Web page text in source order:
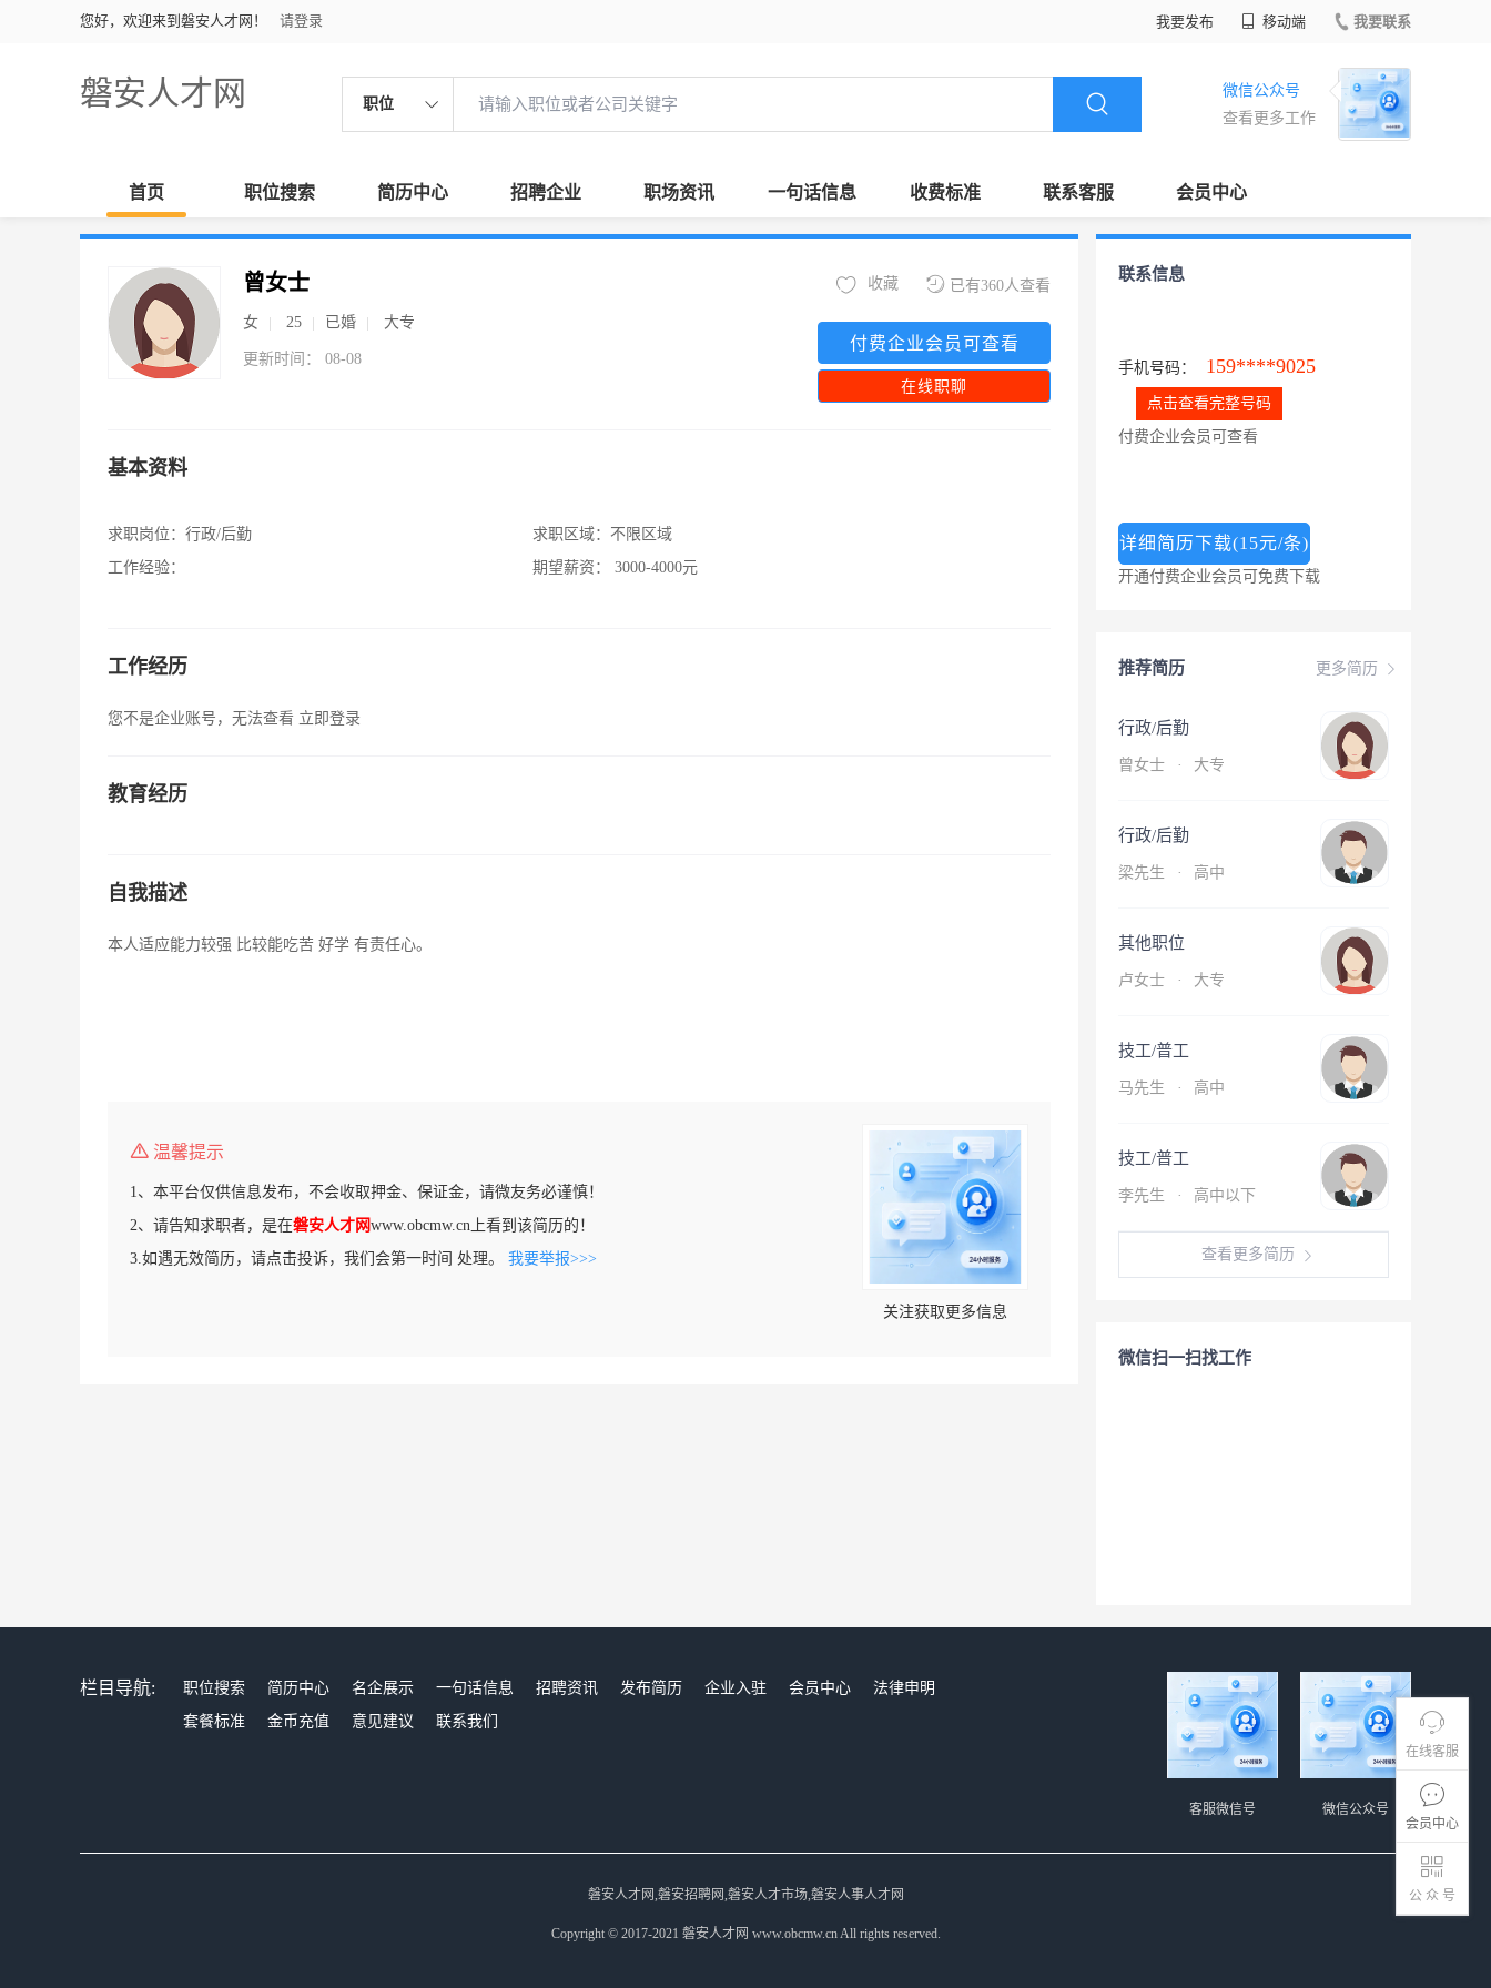
您好，欢迎来到磐安人才网！ 请登录 我要发布 移动端 我要联系
磐安人才网 职位
微信公众号
查看更多工作
首页 职位搜索 简历中心 招聘企业 职场资讯 一句话信息 收费标准 联系客服 会员中心
在线客服
会员中心
公 众 号
曾女士
女 25 已婚 大专
更新时间： 08-08
已有360人查看
收藏
付费企业会员可查看
在线职聊
基本资料
求职岗位： 行政/后勤
工作经验：
求职区域： 不限区域
期望薪资：
3000-4000元
工作经历
您不是企业账号，无法查看 立即登录
教育经历
自我描述
本人适应能力较强 比较能吃苦 好学 有责任心。
温馨提示
1、本平台仅供信息发布，不会收取押金、保证金，请微友务必谨慎！
2、请告知求职者，是在磐安人才网www.obcmw.cn上看到该简历的！
3.如遇无效简历，请点击投诉，我们会第一时间 处理。 我要举报>>>
关注获取更多信息
联系信息
手机号码： 159****9025
点击查看完整号码
付费企业会员可查看
详细简历下载(15元/条)
开通付费企业会员可免费下载
更多简历
推荐简历
行政/后勤
曾女士 · 大专
行政/后勤
梁先生 · 高中
其他职位
卢女士 · 大专
技工/普工
马先生 · 高中
技工/普工
李先生 · 高中以下
查看更多简历
微信扫一扫找工作
栏目导航: 职位搜索 简历中心 名企展示 一句话信息 招聘资讯 发布简历 企业入驻 会员中心
法律申明
套餐标准
金币充值 意见建议 联系我们
微信公众号
客服微信号
磐安人才网,磐安招聘网,磐安人才市场,磐安人事人才网
Copyright © 2017-2021 磐安人才网 www.obcmw.cn All rights reserved.